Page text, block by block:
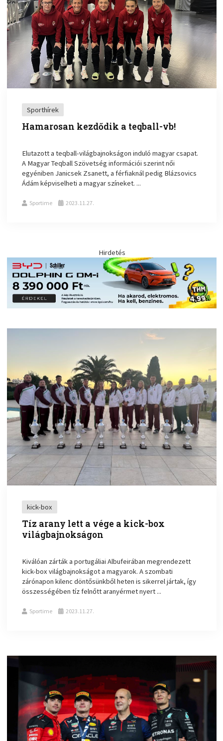
Sporthírek
Hamarosan kezdődik a teqball-vb!
Elutazott a teqball-világbajnokságon induló magyar csapat.
A Magyar Teqball Szövetség információi szerint női
egyéniben Janicsek Zsanett, a férfiaknál pedig Blázsovics
Ádám képviselheti a magyar színeket. ...
Sportime 2023.11.27.
Hirdetés
kick-box
Tíz arany lett a vége a kick-box
világbajnokságon
Kiválóan zárták a portugáliai Albufeirában megrendezett
kick-box világbajnokságot a magyarok. A szombati
zárónapon kilenc döntősünkből heten is sikerrel jártak, így
összességében tíz felnőtt aranyérmet nyert ...
Sportime 2023.11.27.